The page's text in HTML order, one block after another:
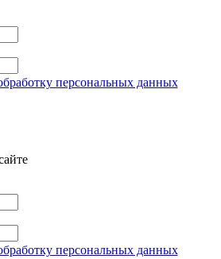
персональных данных
персональных данных